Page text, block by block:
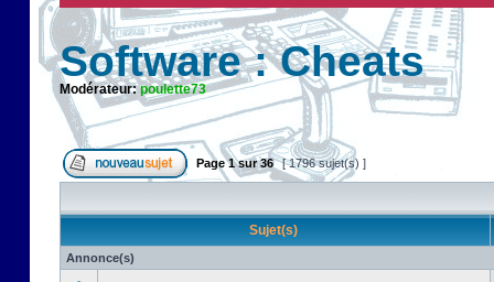
Software : Cheats
Modérateur:poulette73
Page1sur36 [ 1796 sujet(s) ]
Sujet(s)
Annonce(s)